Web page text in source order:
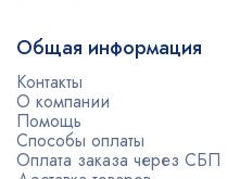
Общая информация
Контакты
О компании
Помощь
Способы оплаты
Оплата заказа через СБП